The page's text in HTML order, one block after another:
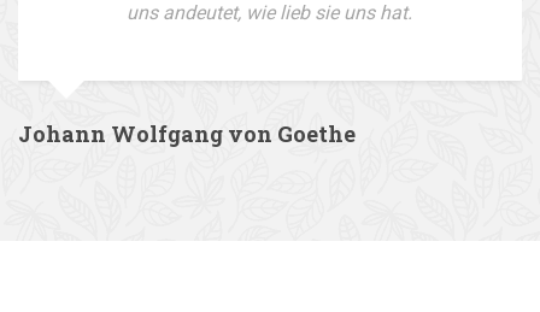
uns andeutet, wie lieb sie uns hat.
Johann Wolfgang von Goethe